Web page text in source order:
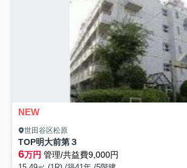
NEW
世田谷区松原
TOP明大前第３
6万円 管理/共益費9,000円